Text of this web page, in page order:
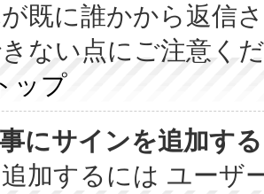
既に誰かから返信
ない点にご注意く
ップ
にサインを追加す
加するには ユーザ